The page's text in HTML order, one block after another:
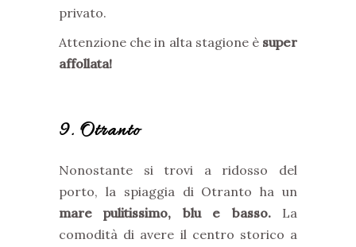
privato.
Attenzione che in alta stagione è super
affollata!
9. Otranto
Nonostante si trovi a ridosso del
porto, la spiaggia di Otranto ha un
mare pulitissimo, blu e basso.La
comodità di avere il centro storico a